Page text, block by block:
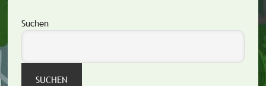
Seitenspalte
Suchen
SUCHEN